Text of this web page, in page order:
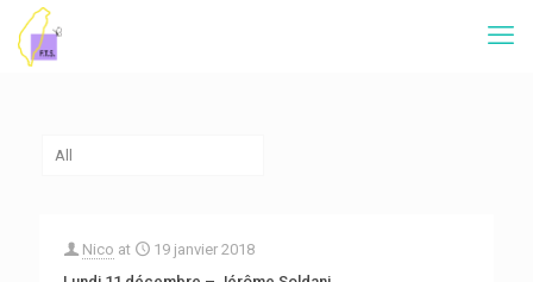
All
Nico at
19 janvier 2018